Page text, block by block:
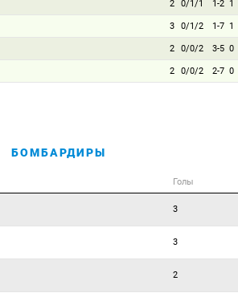
2 0/1/1 1-2 1
3 0/1/2 1-7 1
2 0/0/2 3-5 0
2 0/0/2 2-7 0
БОМБАРДИРЫ
Голы
3
3
2